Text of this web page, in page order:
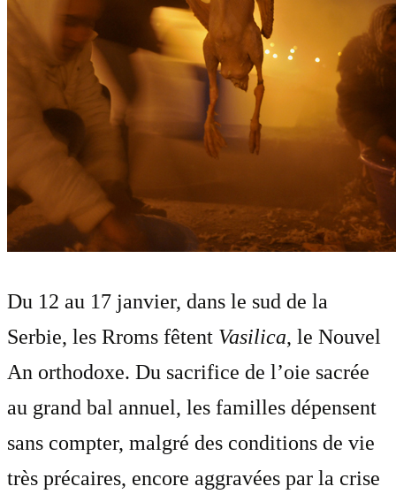
Du 12 au 17 janvier, dans le sud de la
Serbie, les Rroms fêtent Vasilica, le Nouvel
An orthodoxe. Du sacrifice de l’oie sacrée
au grand bal annuel, les familles dépensent
sans compter, malgré des conditions de vie
très précaires, encore aggravées par la crise